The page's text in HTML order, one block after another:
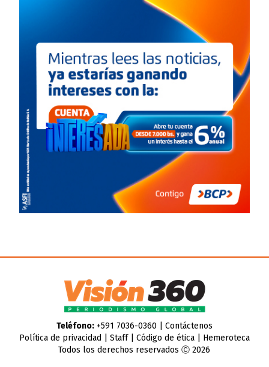
Teléfono:+591 7036-0360 | Contáctenos
Política de privacidad
Staff| Código de ética| Hemeroteca
Todos los derechos reservados Ⓒ 2026